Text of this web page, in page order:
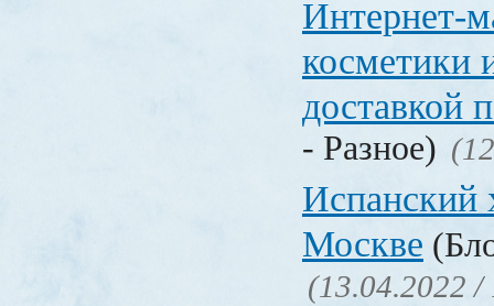
Интернет-
косметики
доставкой
- Разное)
Испанский
Москве
(13.04.2022 /